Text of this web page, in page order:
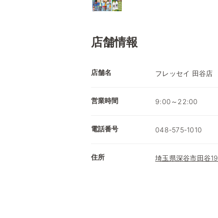
店舗情報
店舗名 フレッセイ 田谷店
営業時間 9:00～22:00
電話番号 048-575-1010
住所 埼玉県深谷市田谷